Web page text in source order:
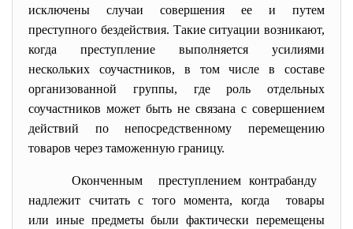
исключены случаи совершения ее и путем
преступного бездействия. Такие ситуации возникают,
когда преступление выполняется усилиями
нескольких соучастников, в том числе в составе
организованной группы, где роль отдельных
соучастников может быть не связана с совершением
действий по непосредственному перемещению
товаров через таможенную границу.
Оконченным преступлением контрабанду
надлежит считать с того момента, когда товары
или иные предметы были фактически перемещены